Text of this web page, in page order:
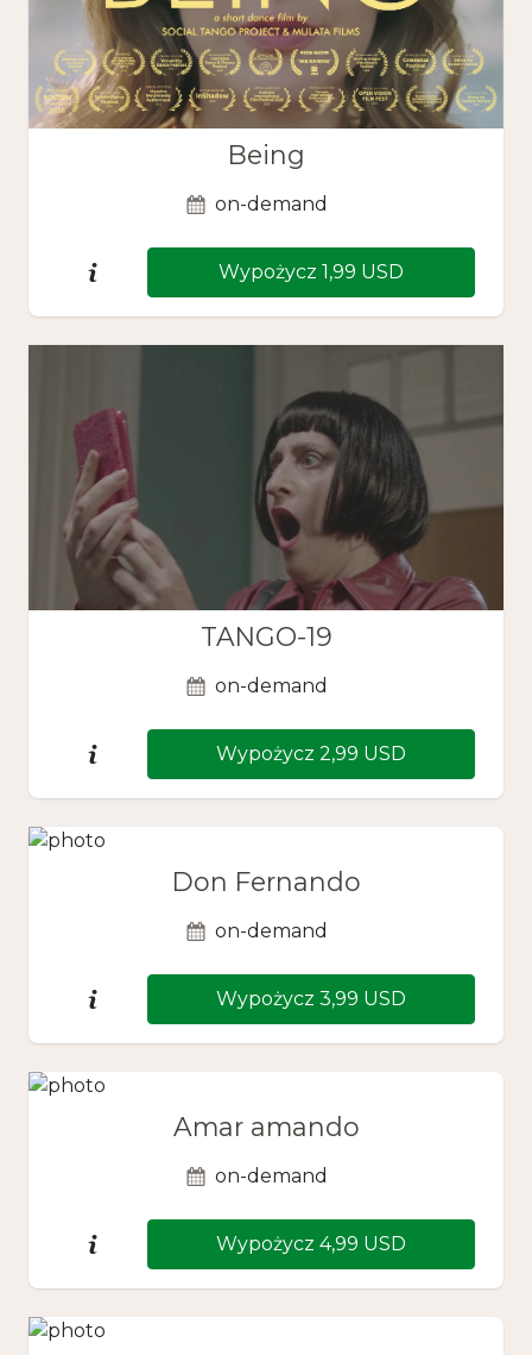
Being
on-demand
Wypożycz 1,99 USD
TANGO-19
on-demand
Wypożycz 2,99 USD
Don Fernando
on-demand
Wypożycz 3,99 USD
Amar amando
on-demand
Wypożycz 4,99 USD